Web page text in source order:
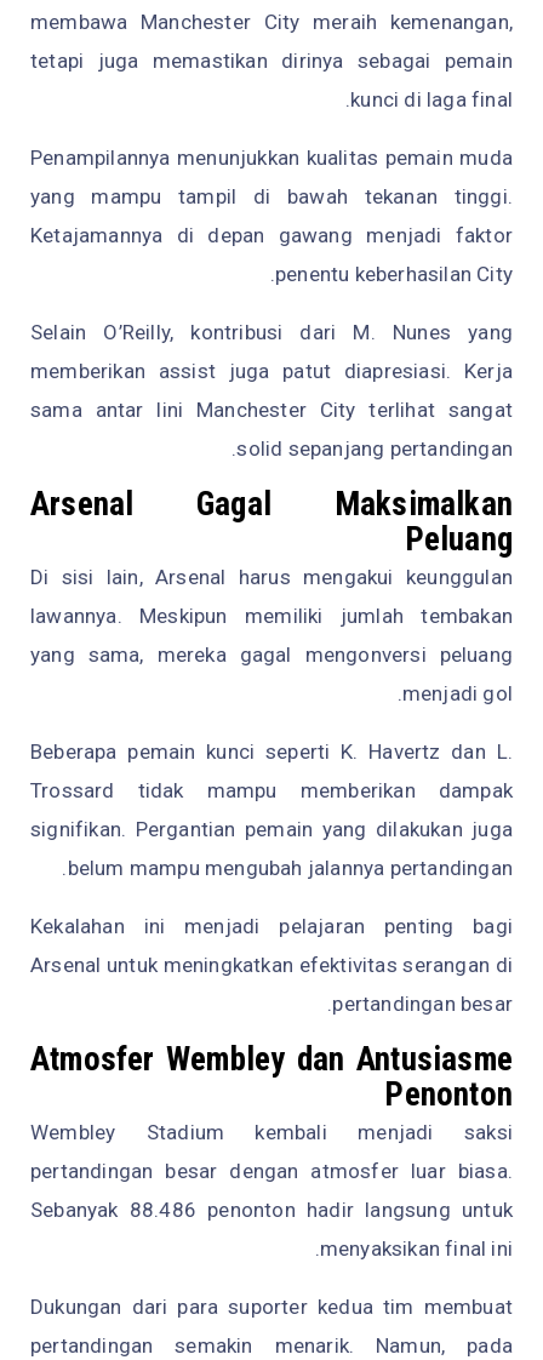
membawa Manchester City meraih kemenangan,
tetapi juga memastikan dirinya sebagai pemain
kunci di laga final.
Penampilannya menunjukkan kualitas pemain muda
yang mampu tampil di bawah tekanan tinggi.
Ketajamannya di depan gawang menjadi faktor
penentu keberhasilan City.
Selain O’Reilly, kontribusi dari M. Nunes yang
memberikan assist juga patut diapresiasi. Kerja
sama antar lini Manchester City terlihat sangat
solid sepanjang pertandingan.
Arsenal Gagal Maksimalkan
Peluang
Di sisi lain, Arsenal harus mengakui keunggulan
lawannya. Meskipun memiliki jumlah tembakan
yang sama, mereka gagal mengonversi peluang
menjadi gol.
Beberapa pemain kunci seperti K. Havertz dan L.
Trossard tidak mampu memberikan dampak
signifikan. Pergantian pemain yang dilakukan juga
belum mampu mengubah jalannya pertandingan.
Kekalahan ini menjadi pelajaran penting bagi
Arsenal untuk meningkatkan efektivitas serangan di
pertandingan besar.
Atmosfer Wembley dan Antusiasme
Penonton
Wembley Stadium kembali menjadi saksi
pertandingan besar dengan atmosfer luar biasa.
Sebanyak 88.486 penonton hadir langsung untuk
menyaksikan final ini.
Dukungan dari para suporter kedua tim membuat
pertandingan semakin menarik. Namun, pada